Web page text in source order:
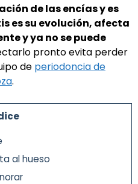
de las encías y es
es su evolución, afecta
y ya no se puede
pronto evita perder
de periodoncia de
.
al hueso